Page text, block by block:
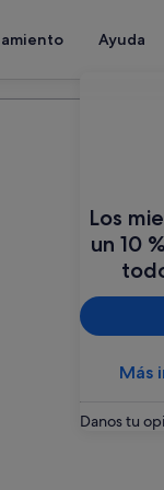
Ayuda
Los
un 10
Más
Danos tu